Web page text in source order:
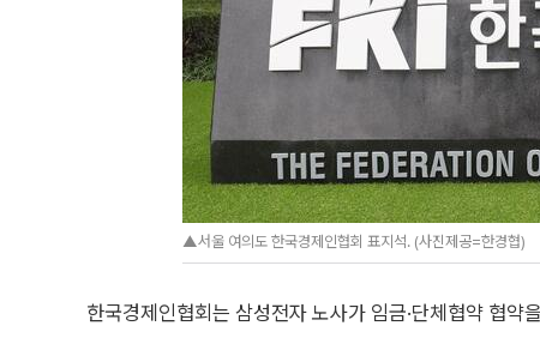
▲서울 여의도 한국경제인협회 표지석. (사진제공=한경협)
한국경제인협회는 삼성전자 노사가 임금·단체협약 협